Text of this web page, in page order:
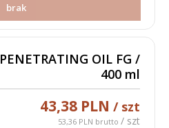
brak
PENETRATING OIL FG /
400 ml
43,38 PLN/ szt
53,36 PLN brutto/ szt